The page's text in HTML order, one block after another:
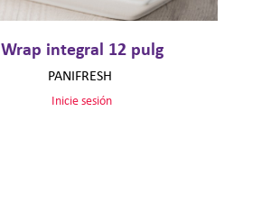
Wrap integral 12 pulg
PANIFRESH
Inicie sesión